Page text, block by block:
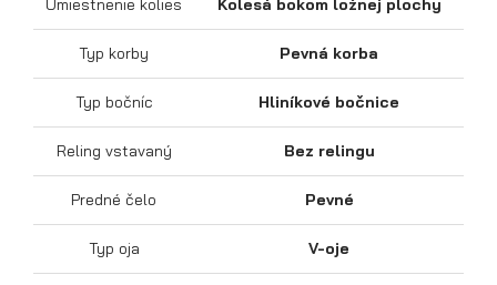
Výklopné prívesy
Typ korby Pevná korba
Typ bočníc Hliníkové bočnice
Reling vstavaný Bez relingu
Predné čelo Pevné
Typ oja V-oje